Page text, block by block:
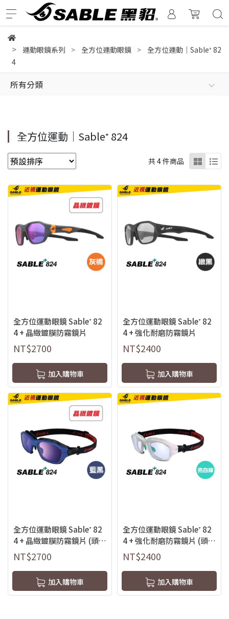
運動眼鏡系列 全方位運動眼鏡
全方位運動｜Sable⁺ 82
4
所有分類
全方位運動｜Sable⁺ 824
共 4 件商品
全方位運動眼鏡 Sable⁺ 82
4 + 晶緻鍍膜防霧鏡片
NT$2700
加入購物車
全方位運動眼鏡 Sable⁺ 82
4 + 強化耐磨防霧鏡片
NT$2400
加入購物車
全方位運動眼鏡 Sable⁺ 82
4 + 晶緻鍍膜防霧鏡片 (頭帶
型)
NT$2700
加入購物車
全方位運動眼鏡 Sable⁺ 82
4 + 強化耐磨防霧鏡片 (頭帶
型)
NT$2400
加入購物車